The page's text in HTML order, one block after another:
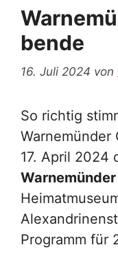
bende
16. Juli 2024 von
So richtig
Warnemünder
17. April 2024
Programm für